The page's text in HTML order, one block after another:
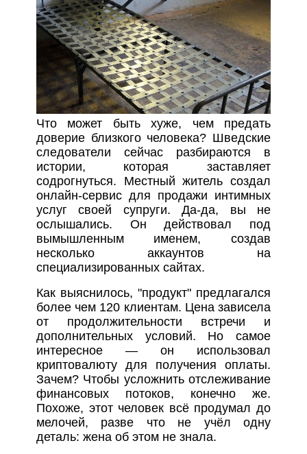
Что может быть хуже, чем предать
доверие близкого человека? Шведские
следователи сейчас разбираются в
истории, которая заставляет
содрогнуться. Местный житель создал
онлайн-сервис для продажи интимных
услуг своей супруги. Да-да, вы не
ослышались. Он действовал под
вымышленным именем, создав
несколько аккаунтов на
специализированных сайтах.
Как выяснилось, "продукт" предлагался
более чем 120 клиентам. Цена зависела
от продолжительности встречи и
дополнительных условий. Но самое
интересное — он использовал
криптовалюту для получения оплаты.
Зачем? Чтобы усложнить отслеживание
финансовых потоков, конечно же.
Похоже, этот человек всё продумал до
мелочей, разве что не учёл одну
деталь: жена об этом не знала.